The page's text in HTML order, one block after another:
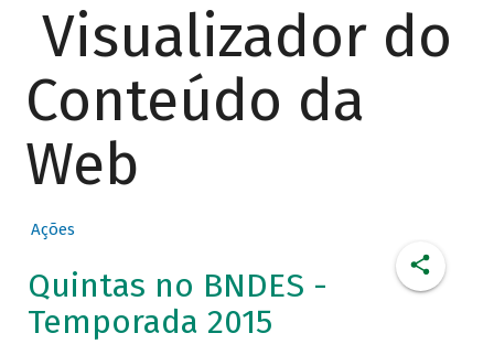
Visualizador do
Conteúdo da
Web
Ações
Quintas no BNDES -
Temporada 2015